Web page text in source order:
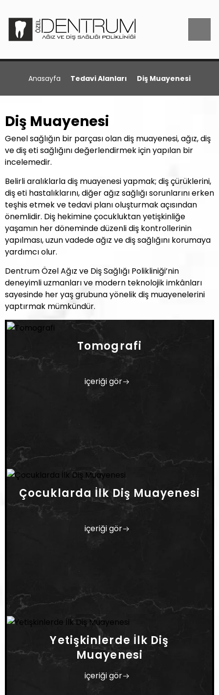
Anasayfa Tedavi Alanları Diş Muayenesi
Diş Muayenesi
Genel sağlığın bir parçası olan diş muayenesi, ağız, diş
ve diş eti sağlığını değerlendirmek için yapılan bir
incelemedir.
Belirli aralıklarla diş muayenesi yapmak; diş çürüklerini,
diş eti hastalıklarını, diğer ağız sağlığı sorunlarını erken
teşhis etmek ve tedavi planı oluşturmak açısından
önemlidir. Diş hekimine çocukluktan yetişkinliğe
yaşamın her döneminde düzenli diş kontrollerinin
yapılması, uzun vadede ağız ve diş sağlığını korumaya
yardımcı olur.
Dentrum Özel Ağız ve Diş Sağlığı Polikliniği’nin
deneyimli uzmanları ve modern teknolojik imkânları
sayesinde her yaş grubuna yönelik diş muayenelerini
yaptırmak mümkündür.
Tomografi
içeriği gör
Çocuklarda İlk Diş Muayenesi
içeriği gör
Yetişkinlerde İlk Diş
Muayenesi
içeriği gör